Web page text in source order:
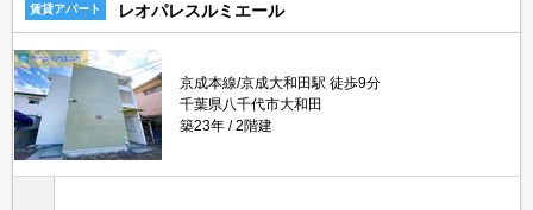
賃貸アパート レオパレスルミエール
京成本線/京成大和田駅 徒歩9分
千葉県八千代市大和田
築23年
2階建